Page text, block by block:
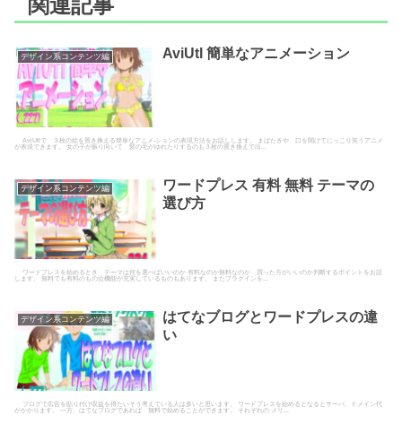
関連記事
デザイン系コンテンツ編 AviUtl 簡単なアニメーション
AviUtlで ３枚の絵を置き換える簡単なアニメ-ションの表現方法をお話しします。 まばたきや 口を開けてにっこり笑うアニメ
が表現できます。 女の子が振り向いて 髪の毛がゆれたりするのも３枚の置き換えで出...
デザイン系コンテンツ編
ワードプレス 有料 無料 テーマの
選び方
ワードプレスを始めるとき テーマは何を選べばいいのか 有料なのか無料なのか 買った方がいいのか判断するポイントをお話
します。 無料でも有料のもの位機能が充実しているものもあります。 またプラグインを...
デザイン系コンテンツ編
はてなブログとワードプレスの違
い
ブログで広告を貼り付け収益を得たいそう考えている人は多いと思います。 ワードプレスを始めるとなるとサーバ、ドメイン代
がかかります。 一方、はてなブログであれば 無料で始めることができます。 それぞれの メリ...